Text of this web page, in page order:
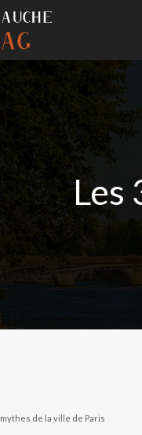
Les
de la ville de Paris